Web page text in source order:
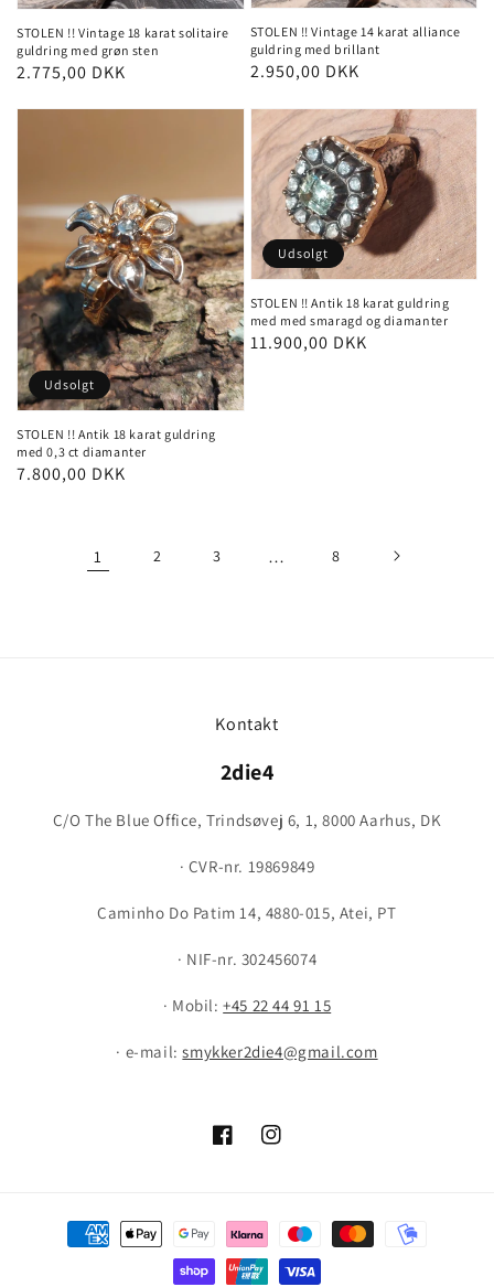
STOLEN !! Vintage 18 karat solitaire
guldring med grøn sten
Pris
2.775,00 DKK
STOLEN !! Vintage 14 karat alliance
guldring med brillant
Pris
2.950,00 DKK
STOLEN !! Antik 18 karat guldring
med 0,3 ct diamanter
Pris
7.800,00 DKK
Udsolgt
STOLEN !! Antik 18 karat guldring
med med smaragd og diamanter
Pris
11.900,00 DKK
Udsolgt
1 2 3 … 8
Kontakt
2die4
C/O The Blue Office, Trindsøvej 6, 1, 8000 Aarhus, DK
· CVR-nr. 19869849
Caminho Do Patim 14, 4880-015, Atei, PT
· NIF-nr. 302456074
· Mobil:+45 22 44 91 15
· e-mail:smykker2die4@gmail.com
FacebookInstagram
Payment
methods